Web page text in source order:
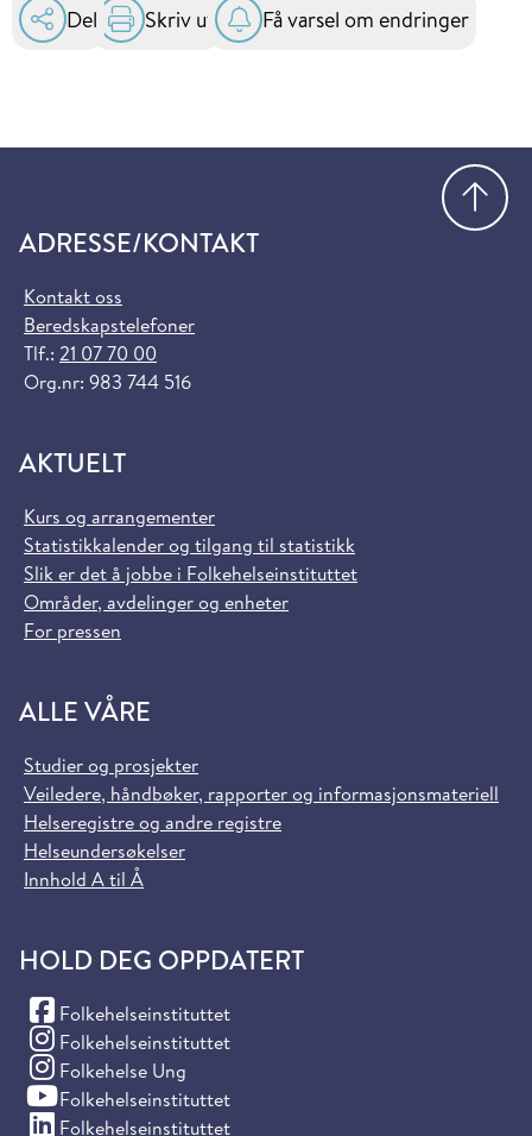
Del Skriv ut Få varsel om endringer
ADRESSE/KONTAKT
Kontakt oss
Beredskapstelefoner
Tlf.: 21 07 70 00
Org.nr: 983 744 516
AKTUELT
Kurs og arrangementer
Statistikkalender og tilgang til statistikk
Slik er det å jobbe i Folkehelseinstituttet
Områder, avdelinger og enheter
For pressen
ALLE VÅRE
Studier og prosjekter
Veiledere, håndbøker, rapporter og informasjonsmateriell
Helseregistre og andre registre
Helseundersøkelser
Innhold A til Å
HOLD DEG OPPDATERT
Folkehelseinstituttet
(Facebook)
Folkehelseinstituttet
(Instagram)
Folkehelse Ung
(Instagram)
Folkehelseinstituttet
(YouTube)
Folkehelseinstituttet
(LinkedIn)